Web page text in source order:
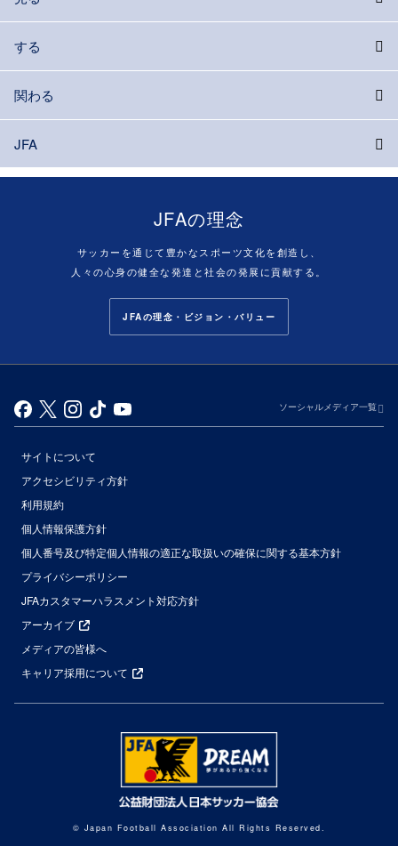
する
関わる
JFA
JFAの理念
サッカーを通じて豊かなスポーツ文化を創造し、
人々の心身の健全な発達と社会の発展に貢献する。
JFAの理念・ビジョン・バリュー
ソーシャルメディア一覧
サイトについて
アクセシビリティ方針
利用規約
個人情報保護方針
個人番号及び特定個人情報の適正な取扱いの確保に関する基本方針
プライバシーポリシー
JFAカスタマーハラスメント対応方針
アーカイブ
メディアの皆様へ
キャリア採用について
© Japan Football Association All Rights Reserved.